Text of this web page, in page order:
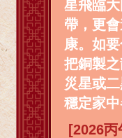
星飛臨
帶，更
康。如
把銅製
災星或
穩定家中
[2026